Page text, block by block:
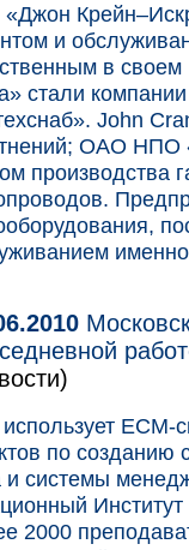
и
в
стали
John
ОАО НПО
производства
ECM-
по созданию
и системы
2000